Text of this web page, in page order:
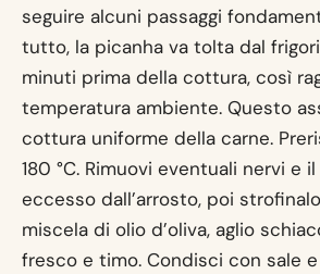
seguire alcuni passaggi
tutto, la picanha va tolta dal
minuti prima della cottura, così
temperatura ambiente. Questo
cottura uniforme della carne.
180 °C. Rimuovi eventuali nervi e
eccesso dall’arrosto, poi
miscela di olio d’oliva, aglio
fresco e timo. Condisci con sale